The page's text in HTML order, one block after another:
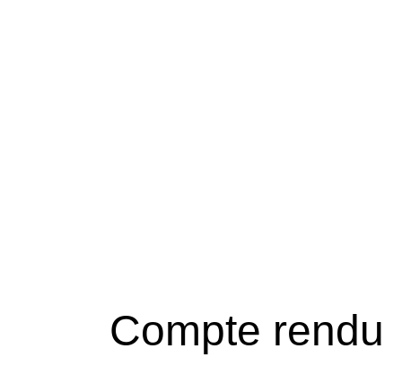
Compte rendu